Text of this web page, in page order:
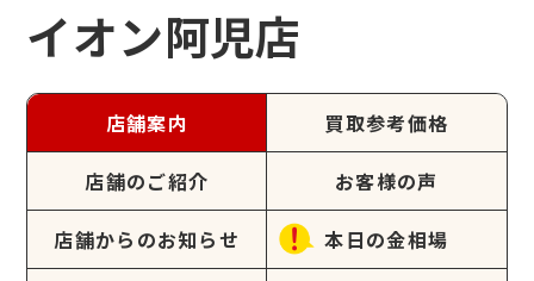
イオン阿児店
店舗案内 買取参考価格
店舗のご紹介 お客様の声
店舗からのお知らせ 本日の金相場